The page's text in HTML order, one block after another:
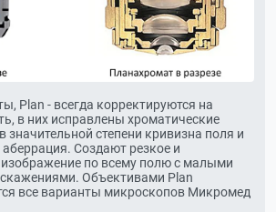
Plan - всегда корректируются на
в них исправлены хроматические
значительной степени кривизна поля и
Создают резкое и
изображение по всему полю с малыми
Объективами Plan
все варианты микроскопов Микромед